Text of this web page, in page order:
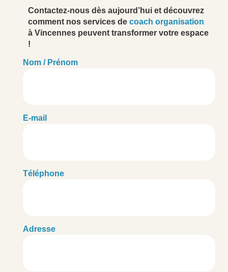
Contactez-nous dès aujourd’hui et découvrez
comment nos services de coach organisation
à Vincennes peuvent transformer votre espace
!
Nom / Prénom
E-mail
Téléphone
Adresse